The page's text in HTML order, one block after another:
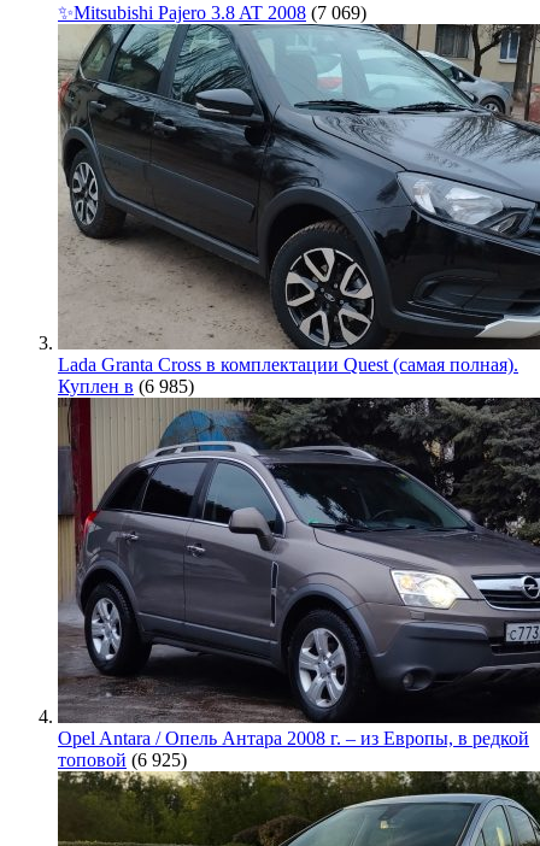
✨Mitsubishi Pajero 3.8 AT 2008 (7 069)
Lada Granta Cross в комплектации Quest (самая полная).
Куплен в (6 985)
Opel Antara / Опель Антара 2008 г. – из Европы, в редкой
топовой (6 925)